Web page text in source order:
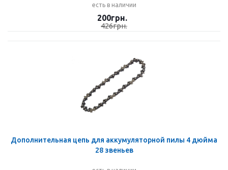
есть в наличии
200грн.
426грн.
Дополнительная цепь для аккумуляторной пилы 4 дюйма
28 звеньев